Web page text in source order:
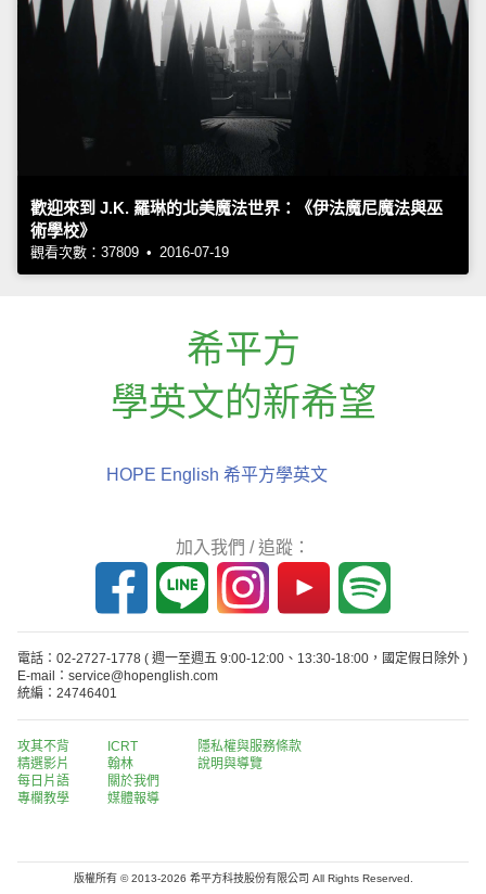
歡迎來到 J.K. 羅琳的北美魔法世界：《伊法魔尼魔法與巫
術學校》
觀看次數：37809 • 2016-07-19
希平方
學英文的新希望
HOPE English 希平方學英文
加入我們 / 追蹤：
電話：02-2727-1778 ( 週一至週五 9:00-12:00、13:30-18:00，國定假日除外 )
E-mail：service@hopenglish.com
統編：24746401
攻其不背
精選影片
每日片語
專欄教學
ICRT
翰林
關於我們
媒體報導
隱私權與服務條款
說明與導覽
版權所有 © 2013-2026 希平方科技股份有限公司 All Rights Reserved.